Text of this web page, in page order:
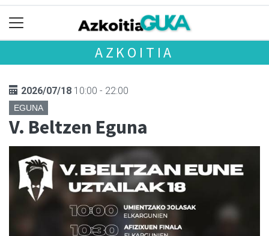
AZKOITIA
2026/07/18 10:00 - 22:00
EGUNA
V. Beltzen Eguna